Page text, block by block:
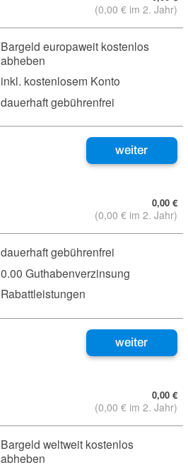
(0,00 € im 2. Jahr)
Bargeld europaweit kostenlos
abheben
inkl. kostenlosem Konto
dauerhaft gebührenfrei
weiter
0,00 €
(0,00 € im 2. Jahr)
dauerhaft gebührenfrei
0.00 Guthabenverzinsung
Rabattleistungen
weiter
0,00 €
(0,00 € im 2. Jahr)
Bargeld weltweit kostenlos
abheben